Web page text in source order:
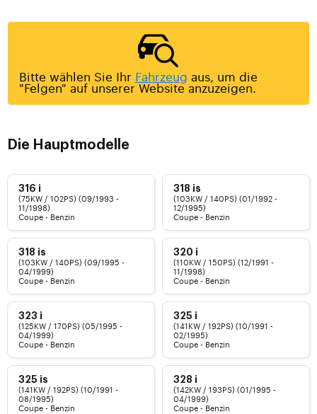
Bitte wählen Sie Ihr Fahrzeug aus, um die
"Felgen" auf unserer Website anzuzeigen.
Die Hauptmodelle
316 i
(75KW / 102PS) (09/1993 -
11/1998)
Coupe - Benzin
318 is
(103KW / 140PS) (01/1992 -
12/1995)
Coupe - Benzin
318 is
(103KW / 140PS) (09/1995 -
04/1999)
Coupe - Benzin
320 i
(110KW / 150PS) (12/1991 -
11/1998)
Coupe - Benzin
323 i
(125KW / 170PS) (05/1995 -
04/1999)
Coupe - Benzin
325 i
(141KW / 192PS) (10/1991 -
02/1995)
Coupe - Benzin
325 is
(141KW / 192PS) (10/1991 -
08/1995)
Coupe - Benzin
328 i
(142KW / 193PS) (01/1995 -
04/1999)
Coupe - Benzin